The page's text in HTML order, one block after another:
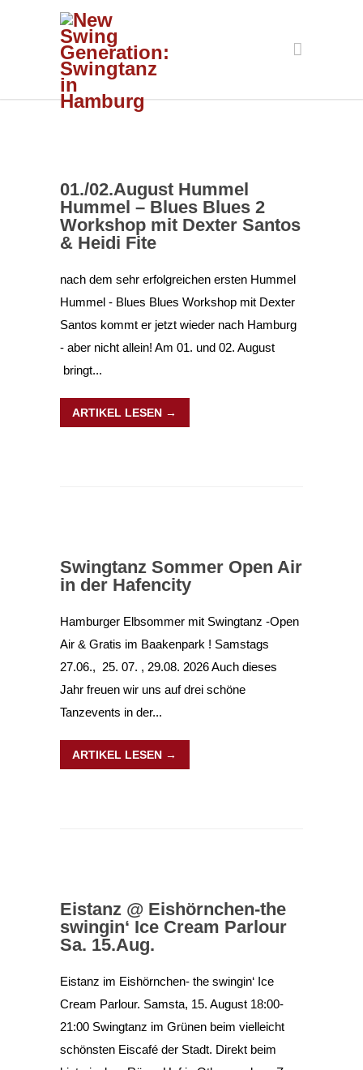
01./02.August Hummel
Hummel – Blues Blues 2
Workshop mit Dexter Santos
& Heidi Fite
nach dem sehr erfolgreichen ersten Hummel
Hummel - Blues Blues Workshop mit Dexter
Santos kommt er jetzt wieder nach Hamburg
- aber nicht allein! Am 01. und 02. August
bringt...
ARTIKEL LESEN →
Swingtanz Sommer Open Air
in der Hafencity
Hamburger Elbsommer mit Swingtanz -Open
Air & Gratis im Baakenpark ! Samstags
27.06., 25. 07. , 29.08. 2026 Auch dieses
Jahr freuen wir uns auf drei schöne
Tanzevents in der...
ARTIKEL LESEN →
Eistanz @ Eishörnchen-the
swingin‘ Ice Cream Parlour
Sa. 15.Aug.
Eistanz im Eishörnchen- the swingin‘ Ice
Cream Parlour. Samsta, 15. August 18:00-
21:00 Swingtanz im Grünen beim vielleicht
schönsten Eiscafé der Stadt. Direkt beim